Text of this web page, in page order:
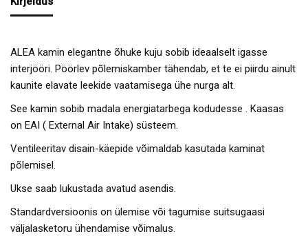
ALEA kamin elegantne õhuke kuju sobib ideaalselt igasse
interjööri. Pöörlev põlemiskamber tähendab, et te ei piirdu ainult
kaunite elavate leekide vaatamisega ühe nurga alt.
See kamin sobib madala energiatarbega kodudesse . Kaasas
on EAI ( External Air Intake) süsteem.
Ventileeritav disain-käepide võimaldab kasutada kaminat
põlemisel.
Ukse saab lukustada avatud asendis.
Standardversioonis on ülemise või tagumise suitsugaasi
väljalasketoru ühendamise võimalus.